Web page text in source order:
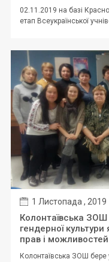
02.11.2019 на базі
етап Всеукраїнської
1 Листопада , 2019
Колонтаївська ЗОШ
гендерної
прав і
Колонтаївська ЗОШ бере